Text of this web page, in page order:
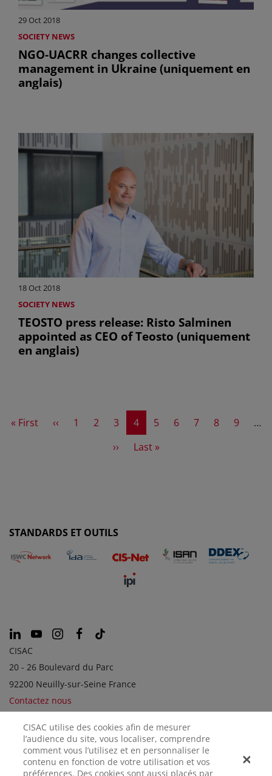
29 Oct 2018
SOCIETY NEWS
NGO-UACRR changes collective
management in Ukraine (uniquement en
anglais)
18 Oct 2018
SOCIETY NEWS
TEOSTO press release: Risto Salminen
appointed as CEO of Teosto (uniquement
en anglais)
First page
« First Previous page
‹‹ Page
1 Page
2 Page
3 Current page
4 Page
5 Page
6 Page
7 Page
8 Page
9
…
Next page
›› Last page
Last »
STANDARDS ET OUTILS
CISAC
20 - 26 Boulevard du Parc
92200 Neuilly-sur-Seine France
Contactez nous
SOCIÉTÉS SOEURS
CISAC utilise des cookies afin de mesurer
l’audience du site, vous localiser, comprendre
comment vous l’utilisez et en personnaliser le
contenu en fonction de votre utilisation et vos
préférences. Des cookies sont aussi placés par